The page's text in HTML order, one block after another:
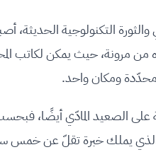
التكنولوجية الحديثة،
من مرونة، حيث يمكن
ومكان واحد.
الصعيد المادّي أيضًا،